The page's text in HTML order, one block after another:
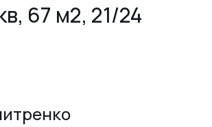
67 м2, 21/24